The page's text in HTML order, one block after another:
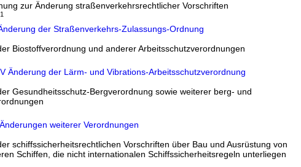
zur Änderung straßenverkehrsrechtlicher Vorschriften
der Straßenverkehrs-Zulassungs-Ordnung
Biostoffverordnung und anderer Arbeitsschutzverordnungen
Änderung der Lärm- und Vibrations-Arbeitsschutzverordnung
Gesundheitsschutz-Bergverordnung sowie weiterer berg- und
weiterer Verordnungen
schiffssicherheitsrechtlichen Vorschriften über Bau und Ausrüstung von
Schiffen, die nicht internationalen Schiffssicherheitsregeln unterliegen